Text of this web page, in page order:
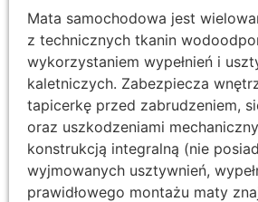
Mata samochodowa jest
z technicznych tkanin
wykorzystaniem wypełnień i
kaletniczych. Zabezpiecza
tapicerkę przed zabrudzeniem,
oraz uszkodzeniami
konstrukcją integralną (nie
wyjmowanych usztywnień,
prawidłowego montażu maty